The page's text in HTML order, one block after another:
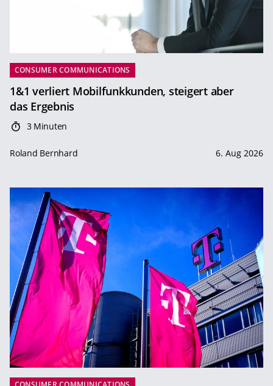
CONSUMER COMMUNICATIONS
1&1 verliert Mobilfunkkunden, steigert aber
das Ergebnis
3 Minuten
Roland Bernhard 6. Aug 2026